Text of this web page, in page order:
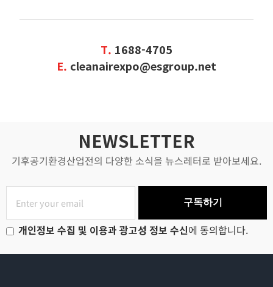
T. 1688-4705
E. cleanairexpo@esgroup.net
NEWSLETTER
기후공기환경산업전의 다양한 소식을 뉴스레터로 받아보세요.
구독하기
개인정보 수집 및 이용과 광고성 정보 수신에 동의합니다.